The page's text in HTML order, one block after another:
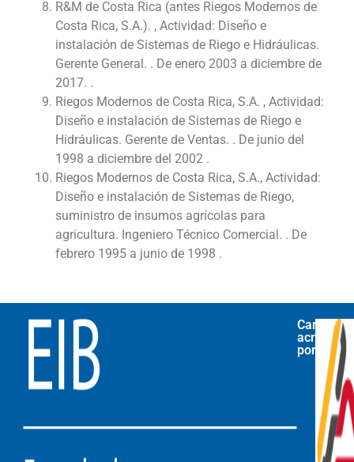
R&M de Costa Rica (antes Riegos Modernos de
Costa Rica, S.A.). , Actividad: Diseño e
instalación de Sistemas de Riego e Hidráulicas.
Gerente General. . De enero 2003 a diciembre de
2017. .
Riegos Modernos de Costa Rica, S.A. , Actividad:
Diseño e instalación de Sistemas de Riego e
Hidráulicas. Gerente de Ventas. . De junio del
1998 a diciembre del 2002 .
Riegos Modernos de Costa Rica, S.A., Actividad:
Diseño e instalación de Sistemas de Riego,
suministro de insumos agrícolas para
agricultura. Ingeniero Técnico Comercial. . De
febrero 1995 a junio de 1998 .
Carrera
por